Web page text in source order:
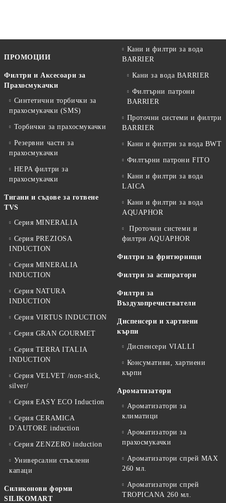
ПРОМОЦИИ
Филтри и Аксесоари за
Прахосмукачки
Синтетични торбички за
прахосмукачки (SMS)
Торбички за прахосмукачки
Резервни части за
прахосмукачки
HEPA филтри за
прахосмукачки
Тигани и съдове за готвене
TVS
Серия MINERALIA
Серия PREZIOSA
INDUCTION
Серия MINERALIA
INDUCTION
Серия NATURA
INDUCTION
Серия VIRTUS INDUCTION
Серия GRAN GOURMET
Серия TERRA ITALIA
INDUCTION
Серия VELVET /non-stick,
silver/
Серия EASY ECO Induction
Серия CERAMICA
D`AUTORE induction
Серия ZENZERO induction
Универсални стъклени
капаци
Силиконови форми
SILIKOMART
Кани и филтри за вода
BARRIER
Кани за вода BARRIER
Филтърни патрони
BARRIER
Проточни системи и филтри
BARRIER
Кани и филтри за вода BWT
Филтърни патрони FITO
Кани и филтри за вода
LAICA
Кани и филтри за вода
AQUAPHOR
Проточни системи и
филтри AQUAPHOR
Филтри за фритюрници
Филтри за аспиратори
Филтри за
Въздухопречистватели
Диспенсери и хартиени
кърпи
Диспенсери VIALLI
Консумативи, хартиени
кърпи
Ароматизатори
Ароматизатори за
климатици
Ароматизатори за
прахосмукачки
Ароматизатори спрей MAX
260 мл.
Ароматизатори спрей
TROPICANA 260 мл.